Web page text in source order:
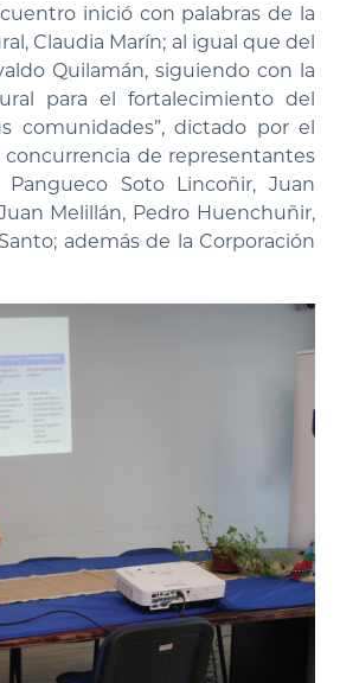
inició con palabras de la
Claudia Marín; al igual que del
Quilamán, siguiendo con la
para el fortalecimiento del
comunidades”, dictado por el
de representantes
Soto Lincoñir, Juan
Melillán, Pedro Huenchuñir,
además de la Corporación